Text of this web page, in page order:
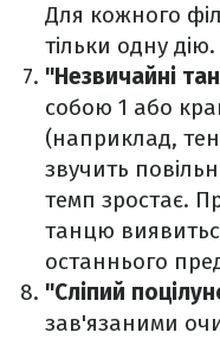
Для кожного
тільки одну дію.
"Незвичайні
собою 1 або
(наприклад,
звучить
темп зростає.
танцю
останнього
"Сліпий
зав'язаними